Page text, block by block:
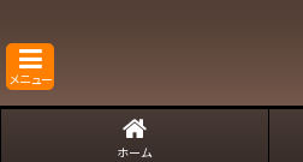
メニュー
ホーム